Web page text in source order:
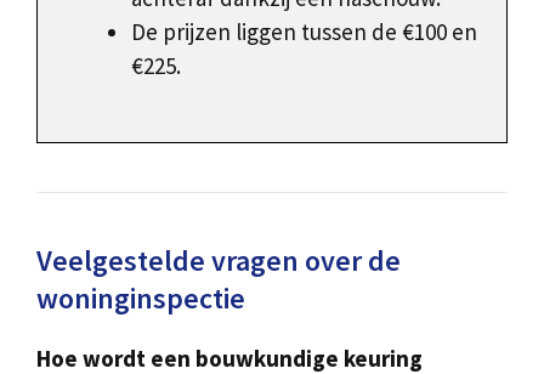
De prijzen liggen tussen de €100 en
€225.
Veelgestelde vragen over de
woninginspectie
Hoe wordt een bouwkundige keuring